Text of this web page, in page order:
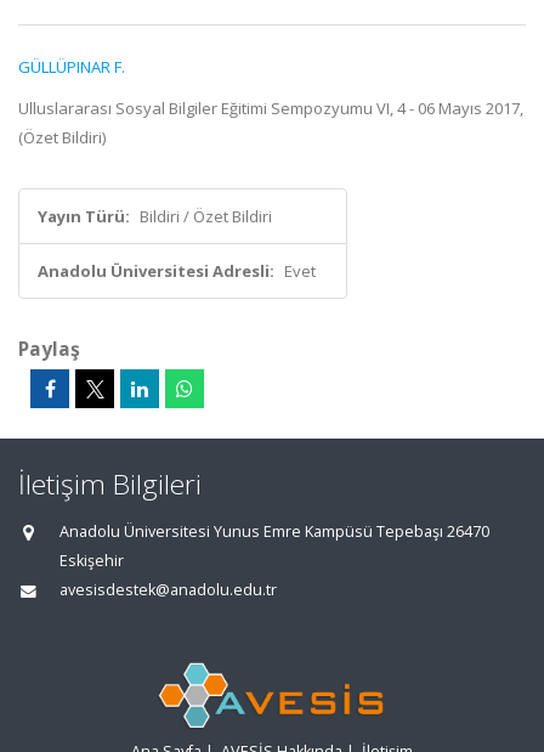
GÜLLÜPINAR F.
Ulluslararası Sosyal Bilgiler Eğitimi Sempozyumu VI, 4 - 06 Mayıs 2017,
(Özet Bildiri)
Yayın Türü: Bildiri / Özet Bildiri
Anadolu Üniversitesi Adresli: Evet
Paylaş
İletişim Bilgileri
Anadolu Üniversitesi Yunus Emre Kampüsü Tepebaşı 26470
Eskişehir
avesisdestek@anadolu.edu.tr